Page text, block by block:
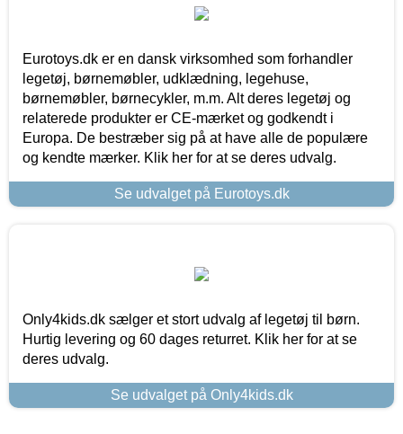
Eurotoys.dk er en dansk virksomhed som forhandler
legetøj, børnemøbler, udklædning, legehuse,
børnemøbler, børnecykler, m.m. Alt deres legetøj og
relaterede produkter er CE-mærket og godkendt i
Europa. De bestræber sig på at have alle de populære
og kendte mærker. Klik her for at se deres udvalg.
Se udvalget på Eurotoys.dk
Only4kids.dk sælger et stort udvalg af legetøj til børn.
Hurtig levering og 60 dages returret. Klik her for at se
deres udvalg.
Se udvalget på Only4kids.dk